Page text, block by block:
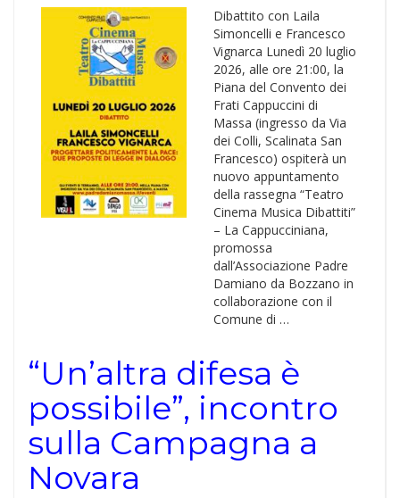
Dibattito con Laila
Simoncelli e Francesco
Vignarca Lunedì 20 luglio
2026, alle ore 21:00, la
Piana del Convento dei
Frati Cappuccini di
Massa (ingresso da Via
dei Colli, Scalinata San
Francesco) ospiterà un
nuovo appuntamento
della rassegna “Teatro
Cinema Musica Dibattiti”
– La Cappucciniana,
promossa
dall’Associazione Padre
Damiano da Bozzano in
collaborazione con il
Comune di …
“Un’altra difesa è
possibile”, incontro
sulla Campagna a
Novara